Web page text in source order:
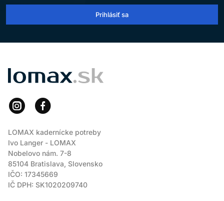
TEKUTÚ MASKU?
Oficiálny návod uvádza približne päť minút, potom ju treba
KONČEKY?
Môže ich uhladiť a zlepšiť vzhľad, ale trvalým riešením už
JE RAD VHODNÝ NA JEMNÉ
VLASY?
Áno, používajte však menšie množstvo, najmä pri maske,
balzame a oleji, aby sa vlasy nezaťažili.
Prihlásiť sa
LOMAX
LOMAX kadernícke potreby
Ivo Langer - LOMAX
Nobelovo nám. 7-8
85104 Bratislava, Slovensko
IČO: 17345669
IČ DPH: SK1020209740